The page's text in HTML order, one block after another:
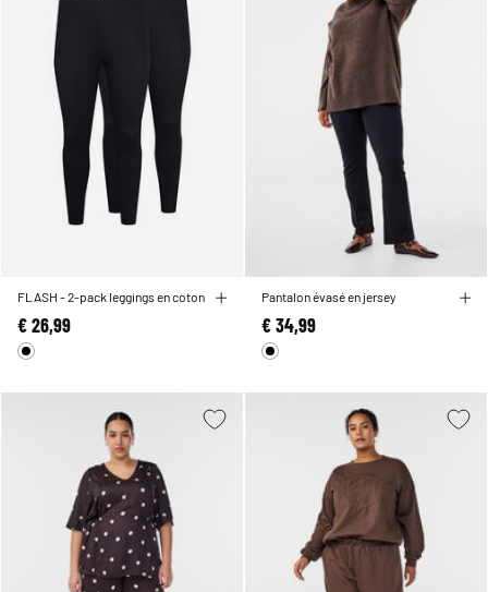
FLASH - 2-pack leggings en coton
€ 26,99
Pantalon évasé en jersey
€ 34,99